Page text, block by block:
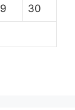
30